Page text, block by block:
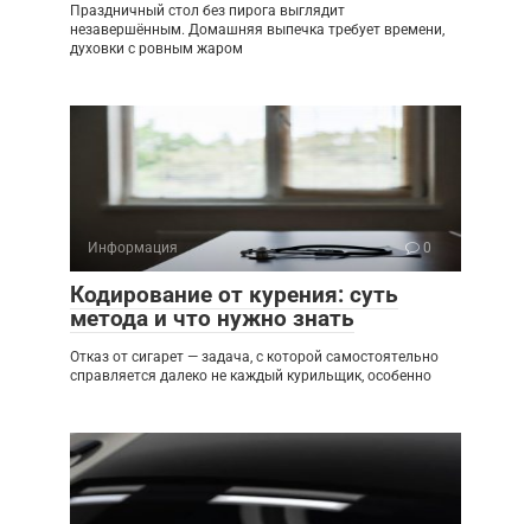
Праздничный стол без пирога выглядит
незавершённым. Домашняя выпечка требует времени,
духовки с ровным жаром
Информация 0
Кодирование от курения: суть
метода и что нужно знать
Отказ от сигарет — задача, с которой самостоятельно
справляется далеко не каждый курильщик, особенно